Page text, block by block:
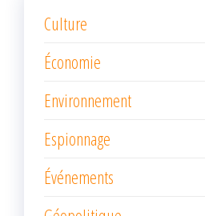
Culture
Économie
Environnement
Espionnage
Événements